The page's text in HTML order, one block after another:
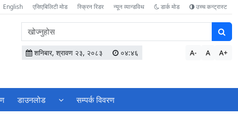
English एसिएबिलिटी मोड स्क्रिन रिडर न्यून व्यान्डविथ डार्क मोड उच्च कन्ट्रास्ट
वेबसाइटमा
सामग्री
खोज्नुहोस
शनिबार, श्रावण २३, २०८३ ०४:४६ A- A A+
डाउनलोड सम्पर्क विवरण